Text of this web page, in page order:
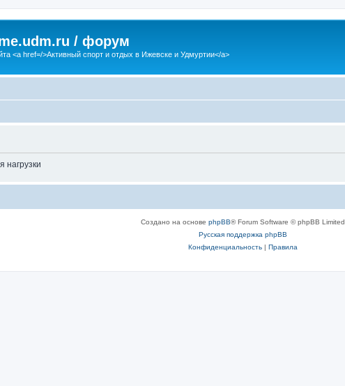
/ форум
<a href=/>Активный спорт и отдых в Ижевске и Удмуртии</a>
нагрузки
Создано на основе phpBB® Forum Software © phpBB Limited
Русская поддержка phpBB
Конфиденциальность| Правила